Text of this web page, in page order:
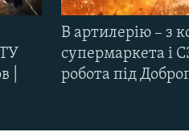
|
В артилерію – з
супермаркета і
робота під